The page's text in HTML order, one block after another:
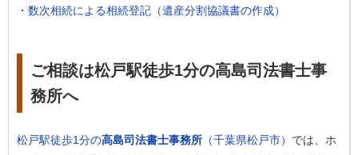
・ 数次相続による相続登記（遺産分割協議書の作成）
ご相談は松戸駅徒歩1分の高島司法書士事
務所へ
松戸駅徒歩1分の高島司法書士事務所 （千葉県松戸市） では、ホ